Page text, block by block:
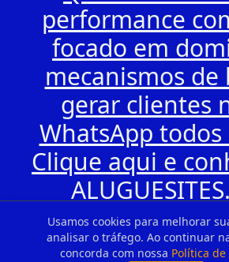
Usamos cookies para melhorar
analisar o tráfego. Ao continuar
concorda com nossa Política
performance
focado em
mecanismos de
gerar clientes
WhatsApp todos
Clique aqui e